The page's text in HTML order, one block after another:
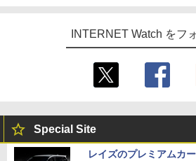
INTERNET Watch をフ
Special Site
レイズのプレミアムカ